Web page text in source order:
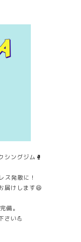
シングジム🥊
ス発散に！
届けします😆
備。
さい💪